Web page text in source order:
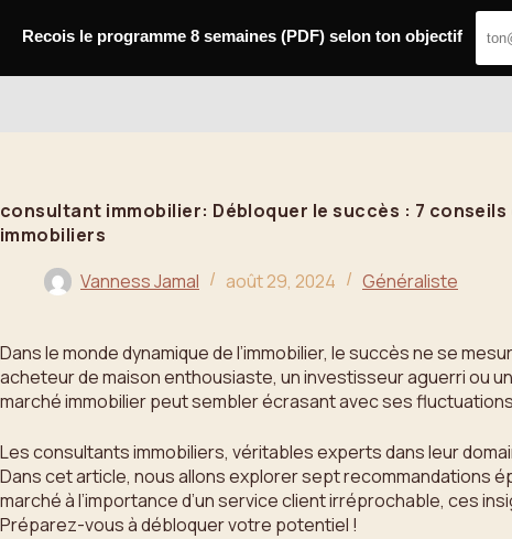
consultant immobilier: Débloquer le succès : 7
immobiliers
Vanness Jamal
août 29, 2024 Généraliste
Dans le monde dynamique de l’immobilier, le succès ne se
acheteur de maison enthousiaste, un investisseur aguerri ou
marché immobilier peut sembler écrasant avec ses
Les consultants immobiliers, véritables experts dans leur
Dans cet article, nous allons explorer sept recommandations
marché à l’importance d’un service client irréprochable, ces
Préparez-vous à débloquer votre potentiel !
Recois le programme 8 semaines (PDF) selon ton objectif